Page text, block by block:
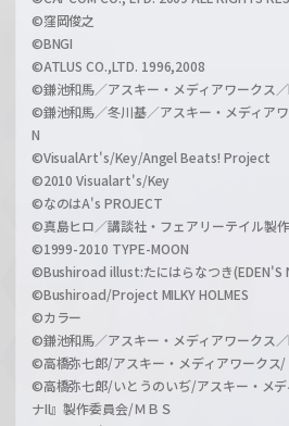
©窪岡俊之
©BNGI
©ATLUS CO.,LTD. 1996,2008
©鎌池和馬／アスキー・メディアワークス／
©鎌池和馬／冬川基／アスキー・メディア
N
©VisualArt's/Key/Angel Beats! Project
©2010 Visualart's/Key
©なのはA's PROJECT
©真島ヒロ／講談社・フェアリーテイル製
©1999-2010 TYPE-MOON
©Bushiroad illust:たにはらなつき(EDEN'S
©Bushiroad/Project MILKY HOLMES
©カラー
©鎌池和馬／アスキー・メディアワークス／
©高橋弥七郎/アスキー・メディアワークス
©高橋弥七郎/いとうのいぢ/アスキー・メ
ナII』製作委員会/ＭＢＳ